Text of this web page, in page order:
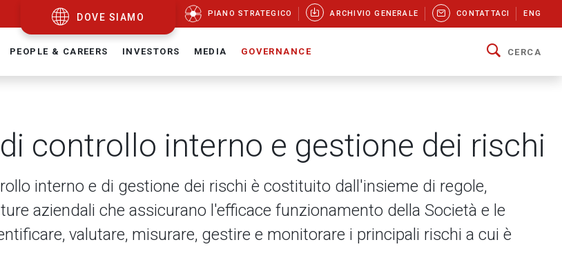
DOVE SIAMO PIANO STRATEGICO ARCHIVIO GENERALE CONTATTACI ENG
PEOPLE & CAREERS INVESTORS MEDIA GOVERNANCE CERCA
controllo interno e gestione dei rischi
interno e di gestione dei rischi è costituito dall'insieme di regole,
aziendali che assicurano l'efficace funzionamento della Società e le
valutare, misurare, gestire e monitorare i principali rischi a cui è